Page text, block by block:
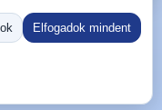
Elfogadok mindent